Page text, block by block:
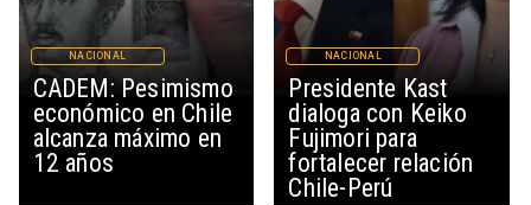
CADEM: Pesimismo
económico en Chile
alcanza máximo en
12 años
NACIONAL
Presidente Kast
dialoga con Keiko
Fujimori para
fortalecer relación
Chile-Perú
NACIONAL